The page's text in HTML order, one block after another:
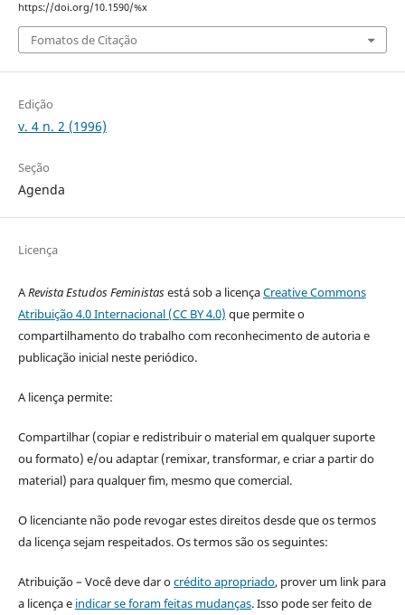
https://doi.org/10.1590/%x
Fomatos de Citação
Edição
v. 4 n. 2 (1996)
Seção
Agenda
Licença
ARevista Estudos Feministasestá sob a licençaCreative Commons
Atribuição 4.0 Internacional (CC BY 4.0) que permite o
compartilhamento do trabalho com reconhecimento de autoria e
publicação inicial neste periódico.
A licença permite:
Compartilhar (copiar e redistribuir o material em qualquer suporte
ou formato) e/ou adaptar (remixar, transformar, e criar a partir do
material) para qualquer fim, mesmo que comercial.
O licenciante não pode revogar estes direitos desde que os termos
da licença sejam respeitados. Os termos são os seguintes:
Atribuição – Você deve dar ocrédito apropriado, prover um link para
a licença e indicar se foram feitas mudanças. Isso pode ser feito de